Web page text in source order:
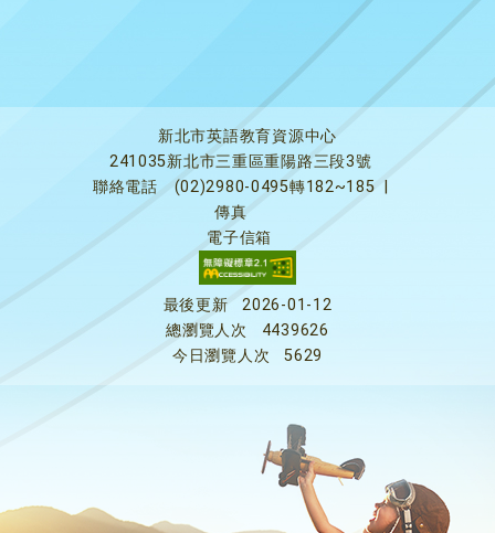
新北市英語教育資源中心
241035新北市三重區重陽路三段3號
聯絡電話
(02)2980-0495轉182~185
傳真
電子信箱
最後更新
2026-01-12
總瀏覽人次
4439626
今日瀏覽人次
5629